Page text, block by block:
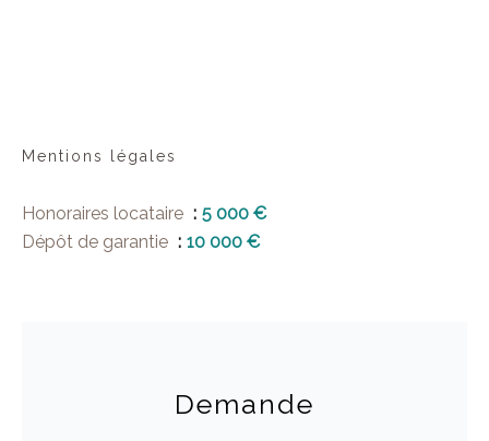
Mentions légales
Honoraires locataire
5 000 €
Dépôt de garantie
10 000 €
Demande